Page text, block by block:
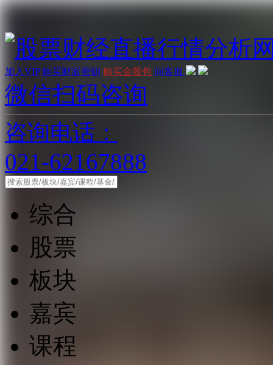
加入VIP 购买财富密钥 购买金股包 问客服
微信扫码咨询
咨询电话：
021-62167888
综合
股票
板块
嘉宾
课程